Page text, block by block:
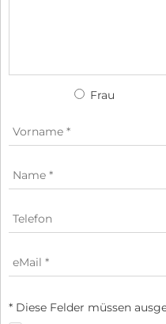
Frau
* Diese Felder müssen